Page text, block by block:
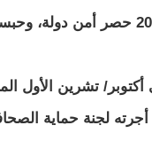
أكتوبر/ تشرين
لجنة حماية الصحافيين